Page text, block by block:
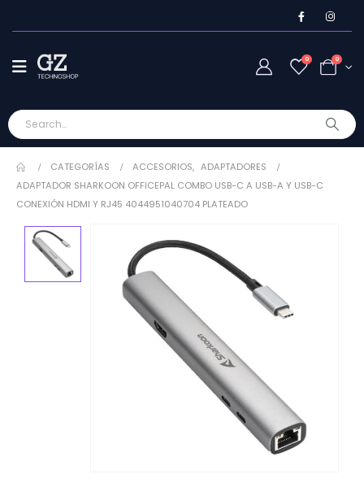
0 0
CATEGORÍAS ACCESORIOS, ADAPTADORES
ADAPTADOR SHARKOON OFFICEPAL COMBO USB-C A USB-A Y USB-C
CONEXIÓN HDMI Y RJ45 4044951040704 PLATEADO